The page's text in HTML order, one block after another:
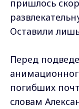
пришлось
Оставили
Перед
погибших
словам